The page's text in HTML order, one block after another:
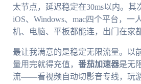
太节点，延迟稳定在30ms以内。其
iOS、Windows、mac四个平台，一
机、电脑、平板都能连，出门在家
最让我满意的是稳定无限流量。以
量用完就得充值， 番茄加速器是无
流——看视频自动切影音专线，玩